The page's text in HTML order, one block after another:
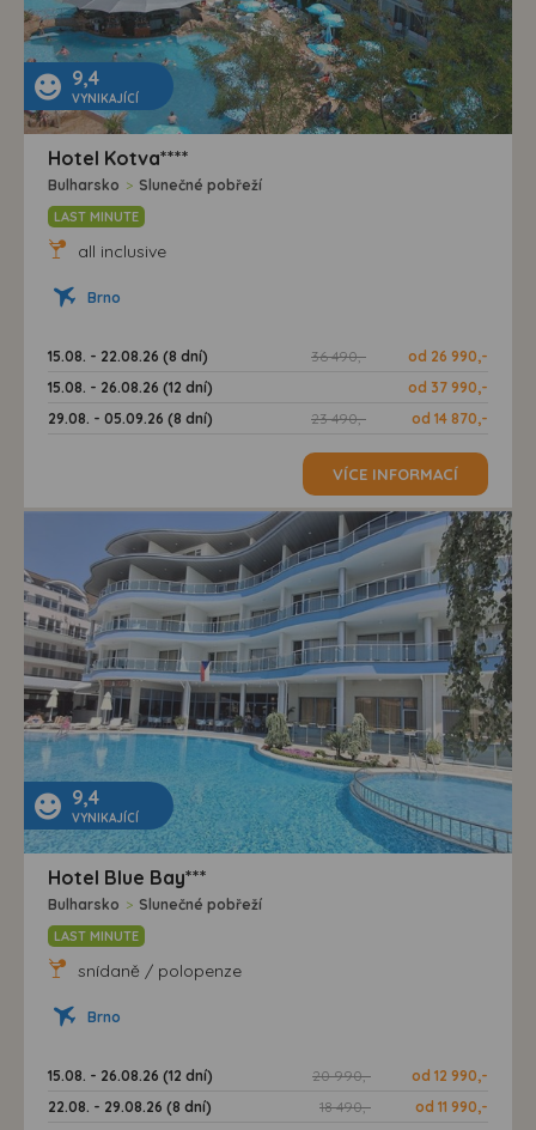
9,4
VYNIKAJÍCÍ
Hotel Kotva****
Bulharsko > Slunečné pobřeží
LAST MINUTE
all inclusive
Brno
15.08. - 22.08.26 (8 dní) 36 490,-
od 26 990,-
15.08. - 26.08.26 (12 dní)
od 37 990,-
29.08. - 05.09.26 (8 dní)
23 490,- od 14 870,-
VÍCE INFORMACÍ
9,4
VYNIKAJÍCÍ
Hotel Blue Bay***
Bulharsko > Slunečné pobřeží
LAST MINUTE
snídaně / polopenze
Brno
15.08. - 26.08.26 (12 dní) 20 990,-
od 12 990,-
22.08. - 29.08.26 (8 dní)
18 490,-
od 11 990,-